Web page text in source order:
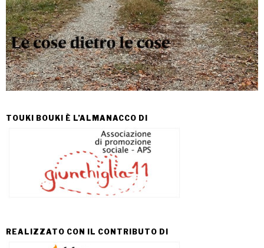
TOUKI BOUKI È L’ALMANACCO DI
REALIZZATO CON IL CONTRIBUTO DI